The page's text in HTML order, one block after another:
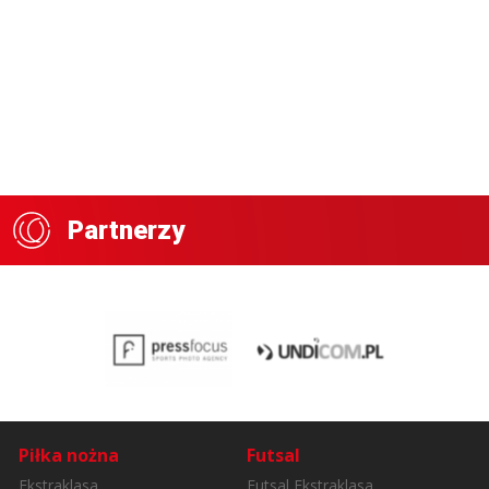
Partnerzy
Piłka nożna Futsal